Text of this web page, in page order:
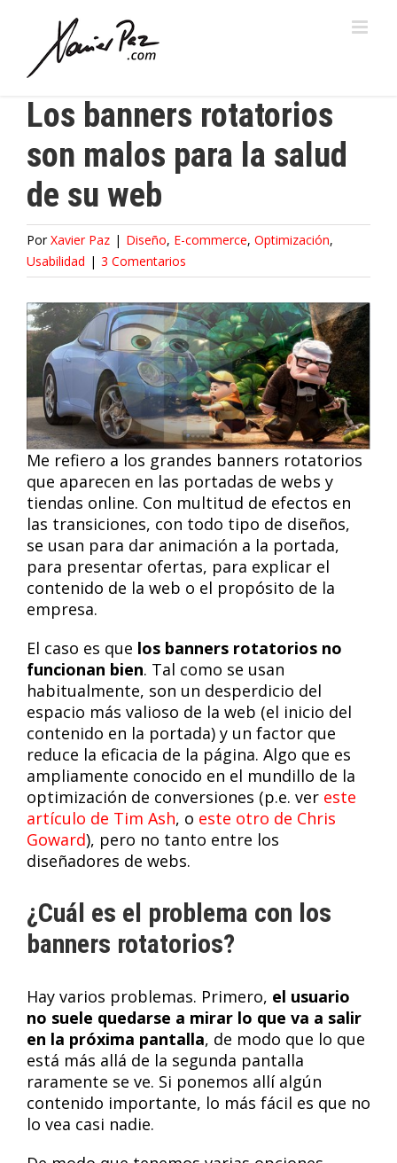
contenido
Los banners rotatorios
son malos para la salud
de su web
PorXavier Paz | Diseño, E-commerce, Optimización,
Usabilidad | 3 Comentarios
Me refiero a los grandes banners rotatorios
que aparecen en las portadas de webs y
tiendas online. Con multitud de efectos en
las transiciones, con todo tipo de diseños,
se usan para dar animación a la portada,
para presentar ofertas, para explicar el
contenido de la web o el propósito de la
empresa.
El caso es que los banners rotatorios no
funcionan bien. Tal como se usan
habitualmente, son un desperdicio del
espacio más valioso de la web (el inicio del
contenido en la portada) y un factor que
reduce la eficacia de la página. Algo que es
ampliamente conocido en el mundillo de la
optimización de conversiones (p.e. ver este
artículo de Tim Ash, o este otro de Chris
Goward), pero no tanto entre los
diseñadores de webs.
¿Cuál es el problema con los
banners rotatorios?
Hay varios problemas. Primero, el usuario
no suele quedarse a mirar lo que va a salir
en la próxima pantalla, de modo que lo que
está más allá de la segunda pantalla
raramente se ve. Si ponemos allí algún
contenido importante, lo más fácil es que no
lo vea casi nadie.